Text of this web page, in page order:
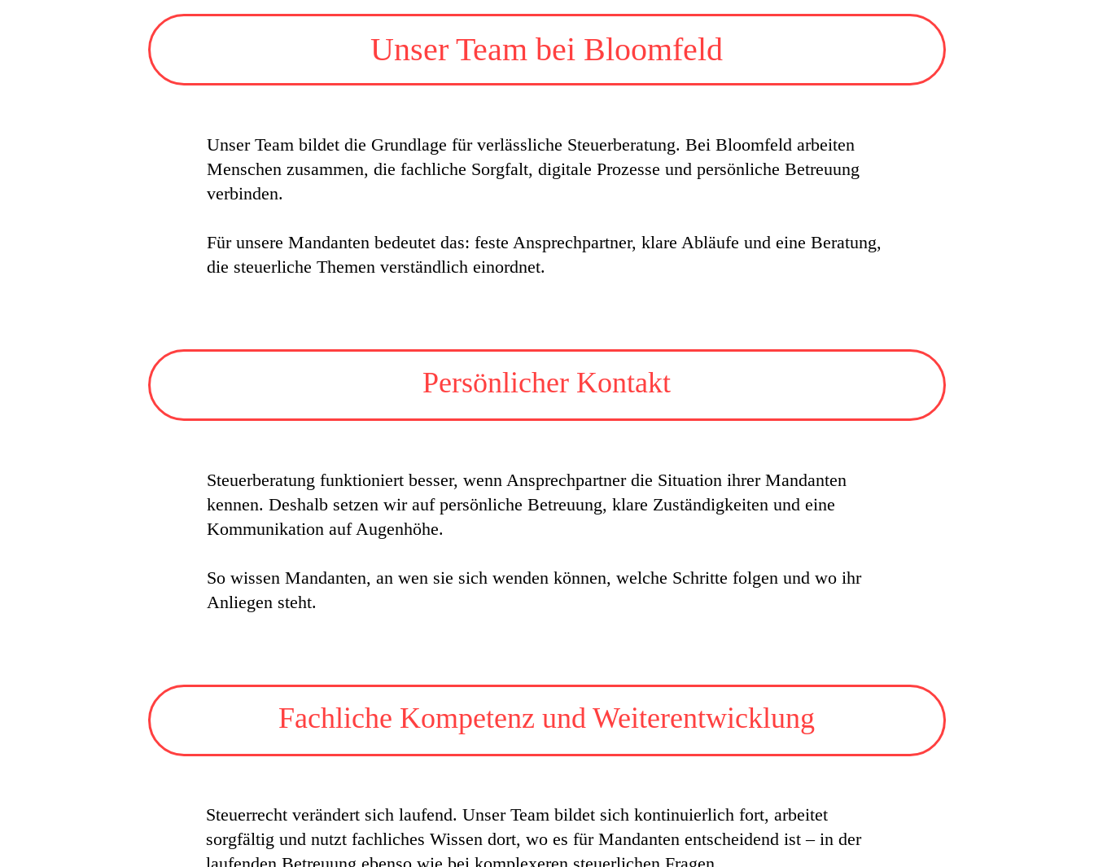
Unser Team bei Bloomfeld
Unser Team bildet die Grundlage für verlässliche Steuerberatung. Bei Bloomfeld arbeiten
Menschen zusammen, die fachliche Sorgfalt, digitale Prozesse und persönliche Betreuung
verbinden.
Für unsere Mandanten bedeutet das: feste Ansprechpartner, klare Abläufe und eine Beratung,
die steuerliche Themen verständlich einordnet.
Persönlicher Kontakt
Steuerberatung funktioniert besser, wenn Ansprechpartner die Situation ihrer Mandanten
kennen. Deshalb setzen wir auf persönliche Betreuung, klare Zuständigkeiten und eine
Kommunikation auf Augenhöhe.
So wissen Mandanten, an wen sie sich wenden können, welche Schritte folgen und wo ihr
Anliegen steht.
Fachliche Kompetenz und Weiterentwicklung
Steuerrecht verändert sich laufend. Unser Team bildet sich kontinuierlich fort, arbeitet
sorgfältig und nutzt fachliches Wissen dort, wo es für Mandanten entscheidend ist – in der